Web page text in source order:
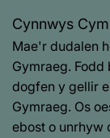
Cynnwys
Mae'r dudalen
Gymraeg.
dogfen y gellir
Gymraeg. Os
ebost o unrhyw